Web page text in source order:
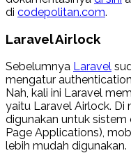
di codepolitan.com.
Laravel Airlock
Sebelumnya Laravel
mengatur
Nah, kali ini Laravel
yaitu Laravel Airlock. Di
digunakan untuk sistem
Page Applications),
lebih mudah digunakan.